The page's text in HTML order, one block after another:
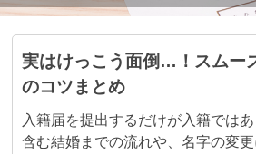
実はけっこう面倒…！スムー
のコツまとめ
入籍届を提出するだけが入籍では
含む結婚までの流れや、名字の変